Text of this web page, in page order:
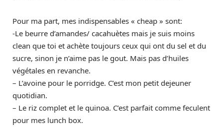
Pour ma part, mes indispensables « cheap » sont:
-Le beurre d’amandes/ cacahuètes mais je suis moins
clean que toi et achète toujours ceux qui ont du sel et du
sucre, sinon je n’aime pas le gout. Mais pas d’huiles
végétales en revanche.
– L’avoine pour le porridge. C’est mon petit dejeuner
quotidian.
– Le riz complet et le quinoa. C’est parfait comme feculent
pour mes lunch box.